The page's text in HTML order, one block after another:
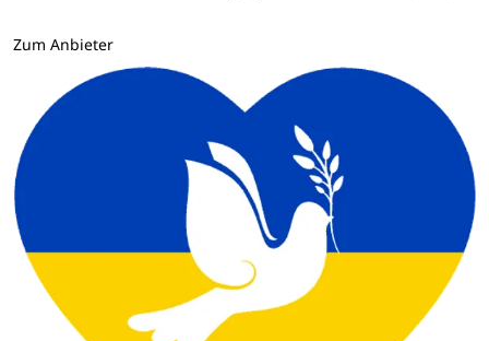
Zum Anbieter